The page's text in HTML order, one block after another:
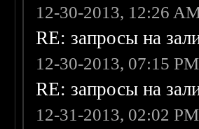
12-30-2013, 12:26
RE: запросы на
12-30-2013, 07:15 PM
RE: запросы на
12-31-2013, 02:02 PM